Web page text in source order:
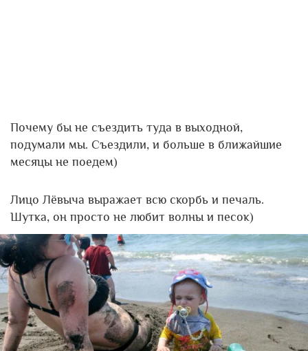
Почему бы не съездить туда в выходной,
подумали мы. Съездили, и больше в ближайшие
месяцы не поедем)
Лицо Лёвыча выражает всю скорбь и печаль.
Шутка, он просто не любит волны и песок)